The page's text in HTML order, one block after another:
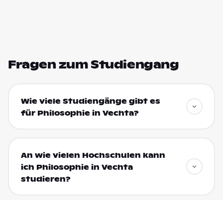
Fragen zum Studiengang
Wie viele Studiengänge gibt es
für Philosophie in Vechta?
An wie vielen Hochschulen kann
ich Philosophie in Vechta
studieren?